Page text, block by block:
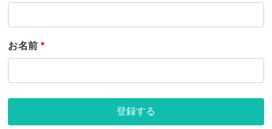
お名前 *
登録する